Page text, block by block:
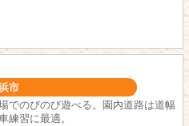
市
でのびのび遊べる。園内道路は道幅
練習に最適。